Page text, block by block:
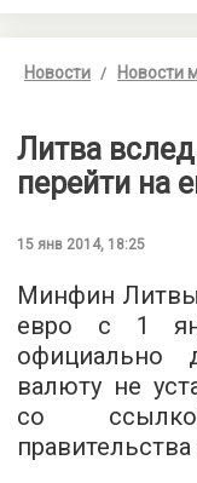
Новости Новости
Литва
перейти на
15 янв 2014, 18:25
Минфин Литвы
евро с 1
официально
валюту не
со